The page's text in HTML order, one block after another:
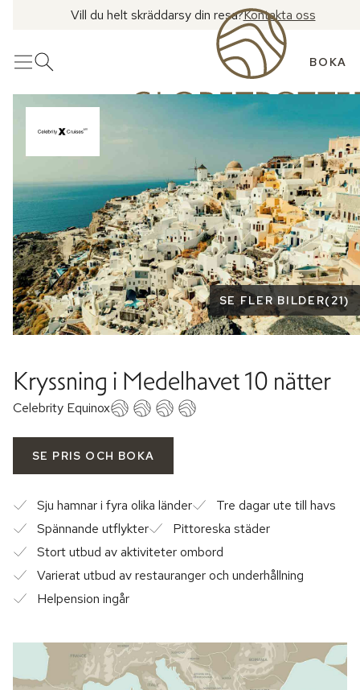
Vill du helt skräddarsy din resa?Kontakta oss
MenyÖppna sök BOKA
Se fler bilder
SE FLER BILDER(21)
Kryssning i Medelhavet 10 nätter
Celebrity Equinox
SE PRIS OCH BOKA
Sju hamnar i fyra olika länder
Tre dagar ute till havs
Spännande utflykter
Pittoreska städer
Stort utbud av aktiviteter ombord
Varierat utbud av restauranger och underhållning
Helpension ingår